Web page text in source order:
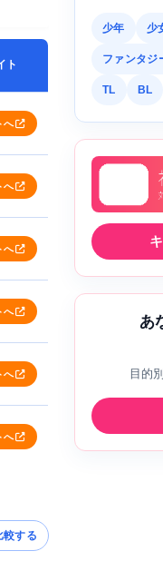
ト
へ
へ
へ
へ
へ
へ
較する
少年 少
ファンタジ
TL BL
あ
目的